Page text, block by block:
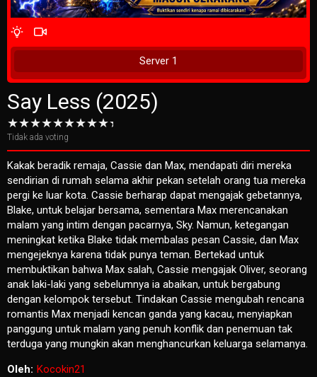
Tunggu 1 Detik
Server 1
Say Less (2025)
Tidak ada voting
Kakak beradik remaja, Cassie dan Max, mendapati diri mereka
sendirian di rumah selama akhir pekan setelah orang tua mereka
pergi ke luar kota. Cassie berharap dapat mengajak gebetannya,
Blake, untuk belajar bersama, sementara Max merencanakan
malam yang intim dengan pacarnya, Sky. Namun, ketegangan
meningkat ketika Blake tidak membalas pesan Cassie, dan Max
mengejeknya karena tidak punya teman. Bertekad untuk
membuktikan bahwa Max salah, Cassie mengajak Oliver, seorang
anak laki-laki yang sebelumnya ia abaikan, untuk bergabung
dengan kelompok tersebut. Tindakan Cassie mengubah rencana
romantis Max menjadi kencan ganda yang kacau, menyiapkan
panggung untuk malam yang penuh konflik dan penemuan tak
terduga yang mungkin akan menghancurkan keluarga selamanya.
Oleh: Kocokin21